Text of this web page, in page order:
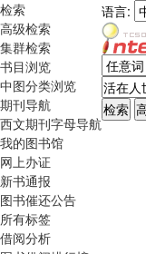
检索
高级检索
集群检索
书目浏览
中图分类浏览
期刊导航
西文期刊字母导航
我的图书馆
网上办证
新书通报
图书催还公告
所有标签
借阅分析
语言: